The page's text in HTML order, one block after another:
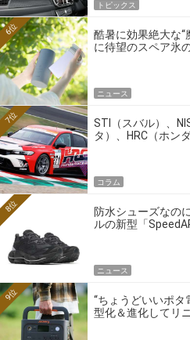
トピックス
酷暑に効果絶大な“
に待望のスペア氷
6位
ニュース
STI（スバル）、
タ）、HRC（ホン
7位
コラム
防水シューズなの
ルの新型「
8位
ニュース
“ちょうどいいポ
型化＆進化してリ
9位